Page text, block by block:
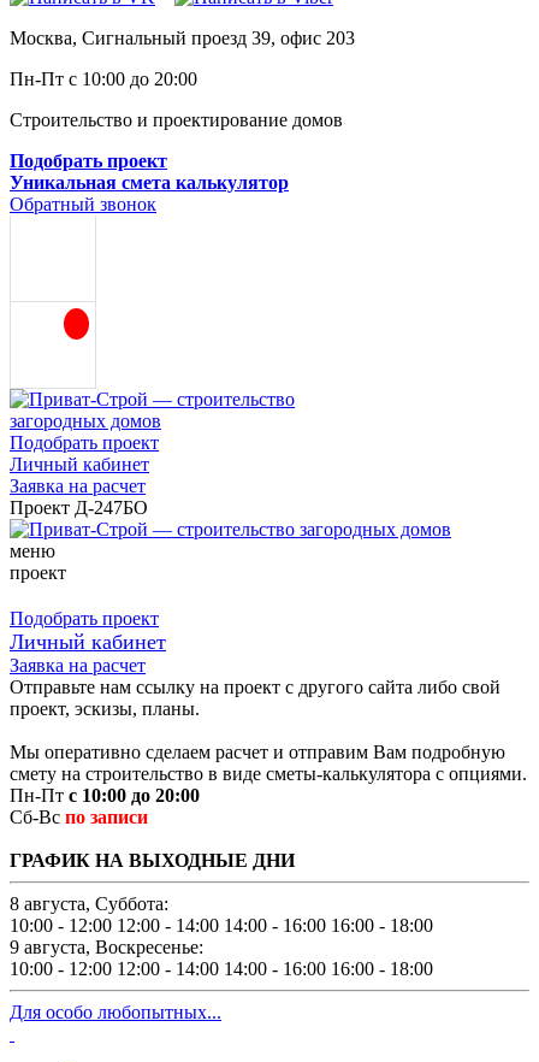
Москва, Сигнальный проезд 39, офис 203
Пн-Пт с 10:00 до 20:00
Строительство и проектирование домов
Подобрать проект
Уникальная смета калькулятор
Обратный звонок
Подобрать проект
Личный кабинет
Заявка на расчет
Проект Д-247БО
меню
проект
Подобрать проект
Личный кабинет
Заявка на расчет
Отправьте нам ссылку на проект с другого сайта либо свой
проект, эскизы, планы.
Мы оперативно сделаем расчет и отправим Вам подробную
смету на строительство в виде сметы-калькулятора с опциями.
Пн-Пт с 10:00 до 20:00
Сб-Вс по записи
ГРАФИК НА ВЫХОДНЫЕ ДНИ
8 августа, Суббота:
10:00 - 12:00 12:00 - 14:00 14:00 - 16:00 16:00 - 18:00
9 августа, Воскресенье:
10:00 - 12:00 12:00 - 14:00 14:00 - 16:00 16:00 - 18:00
Для особо любопытных...